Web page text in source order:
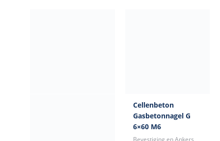
Cellenbeton
Gasbetonnagel G
6×60 M6
Bevestiging en Ankers